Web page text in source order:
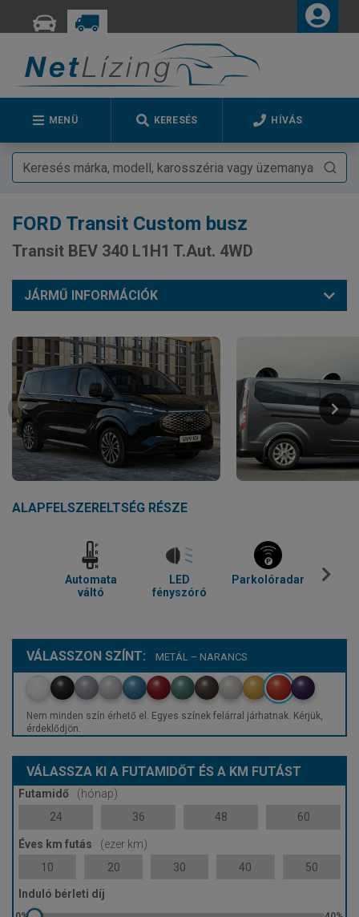
MENÜ KERESÉS HÍVÁS
FORD Transit Custom busz
Transit BEV 340 L1H1 T.Aut. 4WD
JÁRMŰ INFORMÁCIÓK
ALAPFELSZERELTSÉG RÉSZE
Automata
váltó
LED
fényszóró
Parkolóradar
VÁLASSZON SZÍNT: METÁL – NARANCS
Nem minden szín érhető el. Egyes színek felárral járhatnak. Kérjük,
érdeklődjön.
VÁLASSZA KI A FUTAMIDŐT ÉS A KM FUTÁST
Futamidő
(hónap)
24
36 48 60
Éves km futás
(ezer km)
10
20 30 40 50
Induló bérleti díj